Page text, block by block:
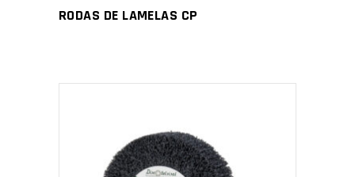
RODAS DE LAMELAS CP